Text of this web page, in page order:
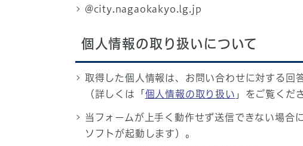
@city.nagaokakyo.lg.jp
個人情報の取り扱いについて
取得した個人情報は、お問い合わせに対する回
（詳しくは「 個人情報の取り扱い 」をご覧くだ
当フォームが上手く動作せず送信できない場合
ソフトが起動します）。